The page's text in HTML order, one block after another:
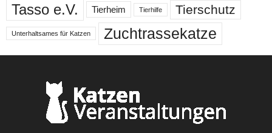
Tasso e.V. Tierheim Tierhilfe Tierschutz
Unterhaltsames für Katzen Zuchtrassekatze